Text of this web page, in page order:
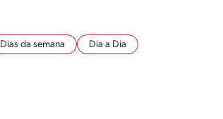
Dias da semana
Dia a Dia